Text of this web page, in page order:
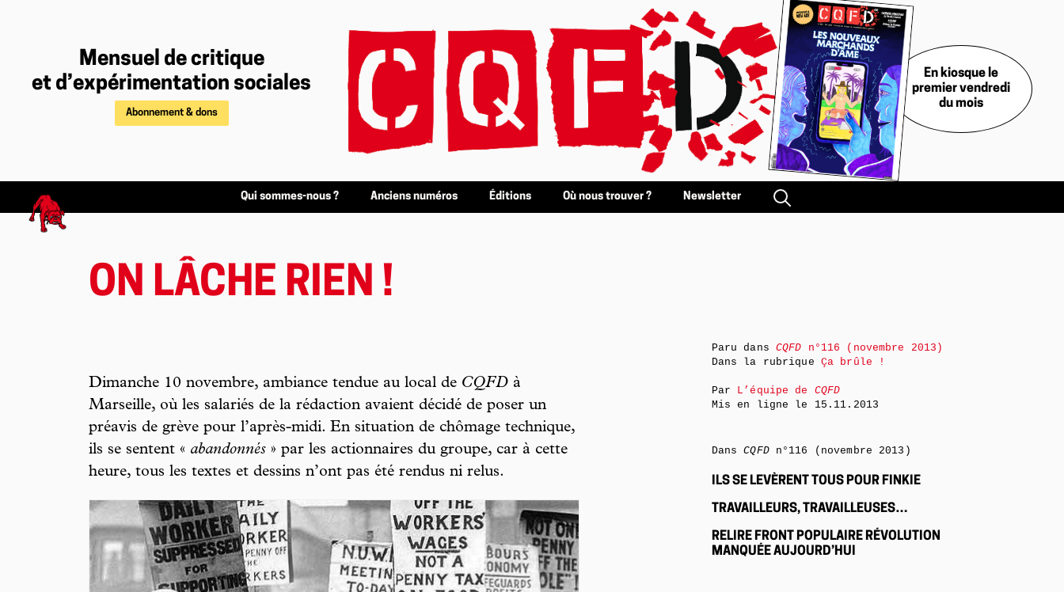
Mensuel de critique
et d’expérimentation sociales
Abonnement & dons
En kiosque le
premier vendredi
du mois
Qui sommes-nous ? Anciens numéros Éditions Où nous trouver ? Newsletter
ON LÂCHE RIEN !
Dimanche 10 novembre, ambiance tendue au local de CQFD à
Marseille, où les salariés de la rédaction avaient décidé de poser un
préavis de grève pour l’après-midi. En situation de chômage technique,
ils se sentent « abandonnés » par les actionnaires du groupe, car à cette
heure, tous les textes et dessins n’ont pas été rendus ni relus.
Paru dans CQFD n°116 (novembre 2013)
Dans la rubrique Ça brûle !
Par L’équipe de CQFD
Mis en ligne le 15.11.2013
DansCQFDn°116 (novembre 2013)
ILS SE LEVÈRENT TOUS POUR FINKIE
TRAVAILLEURS, TRAVAILLEUSES…
RELIRE FRONT POPULAIRE RÉVOLUTION
MANQUÉE AUJOURD’HUI